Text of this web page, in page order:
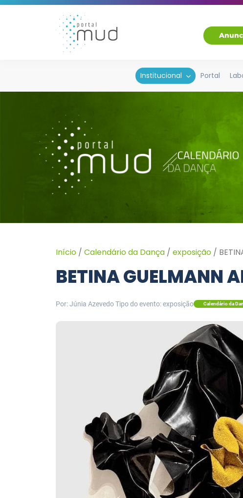
Institucional Portal
Início / Calendário da Dança / exposição /
BETINA GUELMANN
Por: Júnia AzevedoTipo do evento: exposição Calendário da